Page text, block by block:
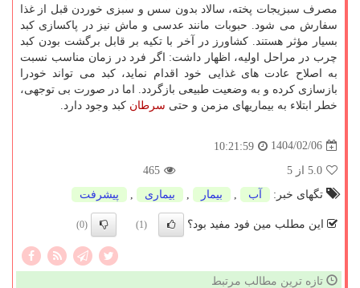
مصرف سبزیجات پخته، سالاد بدون سس و سبزی خوردن قبل از غذا
سفارش می شود. حبوبات مانند عدسی و ماش نیز در پاکسازی کبد
بسیار مؤثر هستند. کشاورز در آخر با تکیه بر قابل برگشت بودن کبد
چرب در مراحل اولیه، اظهار داشت: اگر فرد در زمان مناسب نسبت
به اصلاح عادت های غذایی خود اقدام نماید، کبد می تواند خودرا
بازسازی کرده و به وضعیت طبیعی بازگردد. اما در صورت بی توجهی،
خطر ابتلاء به بیماریهای مزمن و حتی سرطان کبد وجود دارد.
1404/02/06
10:21:59
5.0 از 5
465
تگهای خبر:
آب بیمار بیماری پیشرفت
این مطلب مین فود مفید بود؟ (1)
(0)
تازه ترین مطالب مرتبط